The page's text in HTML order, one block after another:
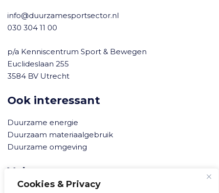
Cookies & Privacy
info@duurzamesportsector.nl
030 304 11 00
p/a Kenniscentrum Sport & Bewegen
Euclideslaan 255
3584 BV Utrecht
Ook interessant
Duurzame energie
Duurzaam materiaalgebruik
Duurzame omgeving
Volg ons